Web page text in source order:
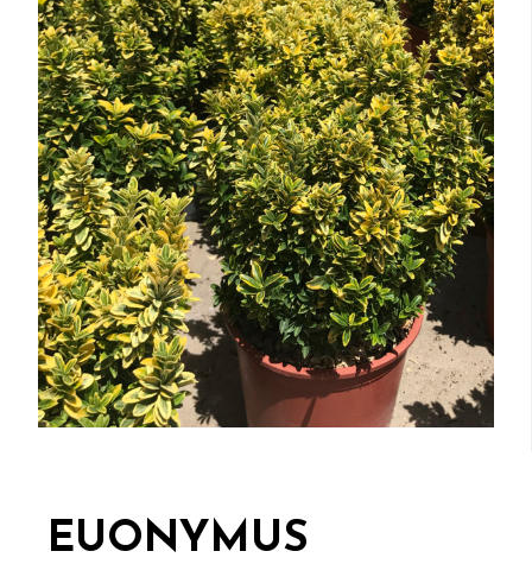
EUONYMUS